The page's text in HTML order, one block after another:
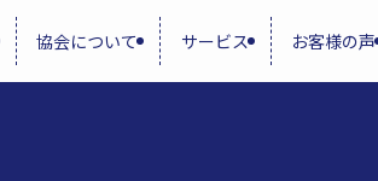
協会について サービス お客様の声